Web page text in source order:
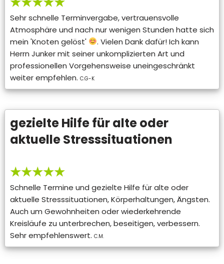
Sehr schnelle Terminvergabe, vertrauensvolle
Atmosphäre und nach nur wenigen Stunden hatte sich
mein 'Knoten gelöst'
. Vielen Dank dafür! Ich kann
Herrn Junker mit seiner unkomplizierten Art und
professionellen Vorgehensweise uneingeschränkt
weiter empfehlen. C.G-K
gezielte Hilfe für alte oder
aktuelle Stresssituationen
★★★★★
Schnelle Termine und gezielte Hilfe für alte oder
aktuelle Stresssituationen, Körperhaltungen, Ängsten.
Auch um Gewohnheiten oder wiederkehrende
Kreisläufe zu unterbrechen, beseitigen, verbessern.
Sehr empfehlenswert. C.M.